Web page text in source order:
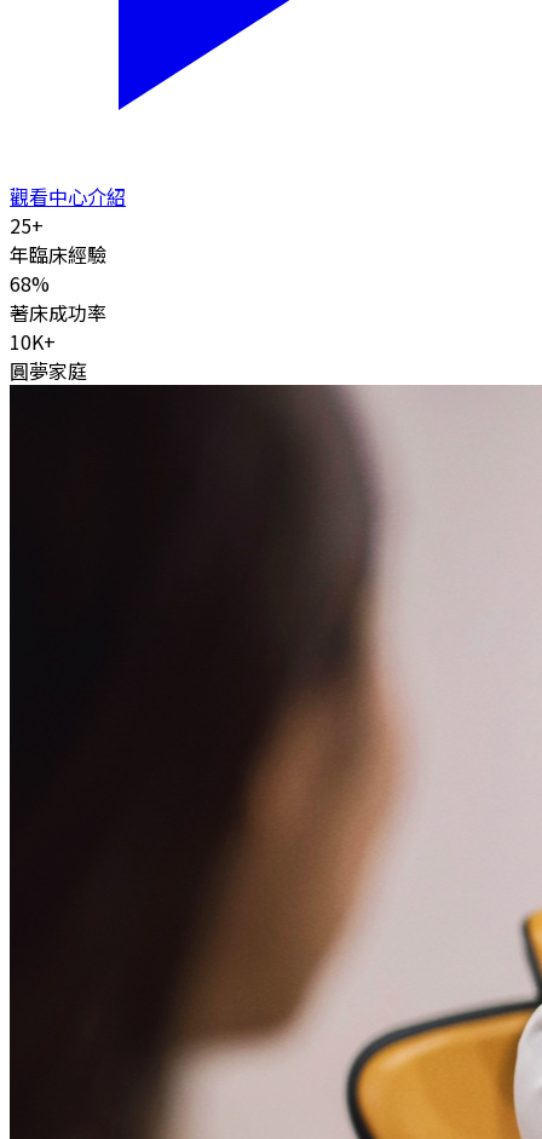
觀看中心介紹
25+
年臨床經驗
68%
著床成功率
10K+
圓夢家庭